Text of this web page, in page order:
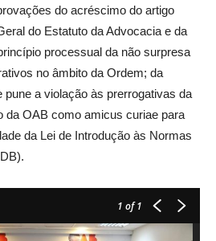
do acréscimo do artigo
do Estatuto da Advocacia e da
processual da não surpresa
no âmbito da Ordem; da
pune a violação às prerrogativas da
da OAB como amicus curiae para
da Lei de Introdução às Normas
1 of 1